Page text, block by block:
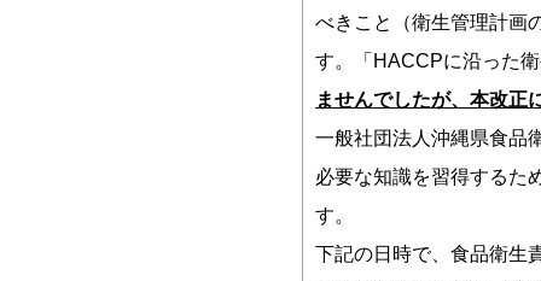
べきこと（衛生管理計画
す。「HACCPに沿った
ませんでしたが、本改正
一般社団法人沖縄県食品
必要な知識を習得するた
す。
下記の日時で、食品衛生